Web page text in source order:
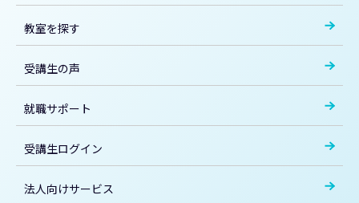
教室を探す
受講生の声
就職サポート
受講生ログイン
法人向けサービス